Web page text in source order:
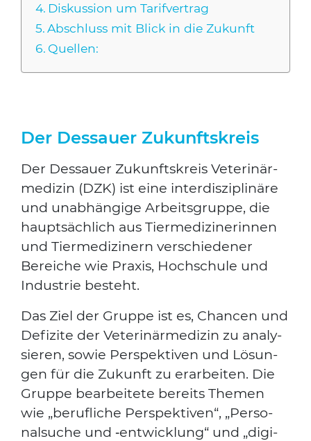
Dis­kus­si­on um Tarif­ver­trag
Abschluss mit Blick in die Zukunft
Quel­len:
Der Dessauer Zukunftskreis
Der Des­sau­er Zukunfts­kreis Vete­ri­när­
me­di­zin (DZK) ist eine inter­dis­zi­pli­nä­re
und unab­hän­gi­ge Arbeits­grup­pe, die
haupt­säch­lich aus Tier­me­di­zi­ne­rin­nen
und Tier­me­di­zi­nern ver­schie­de­ner
Berei­che wie Pra­xis, Hoch­schu­le und
Indus­trie besteht.
Das Ziel der Grup­pe ist es, Chan­cen und
Defi­zi­te der Vete­ri­när­me­di­zin zu ana­ly­
sie­ren, sowie Per­spek­ti­ven und Lösun­
gen für die Zukunft zu erar­bei­ten. Die
Grup­pe bear­bei­te­te bereits The­men
wie „beruf­li­che Per­spek­ti­ven“, „Per­so­
nal­su­che und ‑ent­wick­lung“ und „digi­